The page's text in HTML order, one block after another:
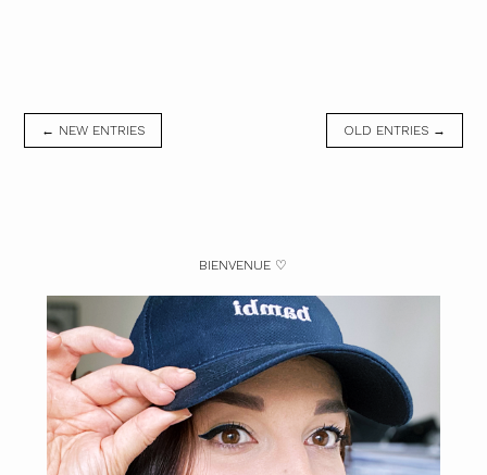
← NEW ENTRIES OLD ENTRIES →
BIENVENUE ♡